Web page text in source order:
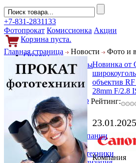
+7-831-2831133
Фотопрокат Комиссионка Акции
Корзина пуста.
Обзоры
Фотоаппараты
Объективы
Фильтры
Фото и видео
Гаджеты
Аксессуары
Слухи
Новости компании
Услуги
Прокат фототехники
Главная страница Новости Фото и
Новинка от
объектив
28mm F/2.8
Рейтинг:
23.01.2025